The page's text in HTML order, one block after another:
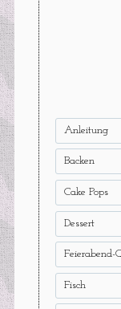
Anleitung
Backen
Cake Pops
Dessert
Feierabend-
Fisch